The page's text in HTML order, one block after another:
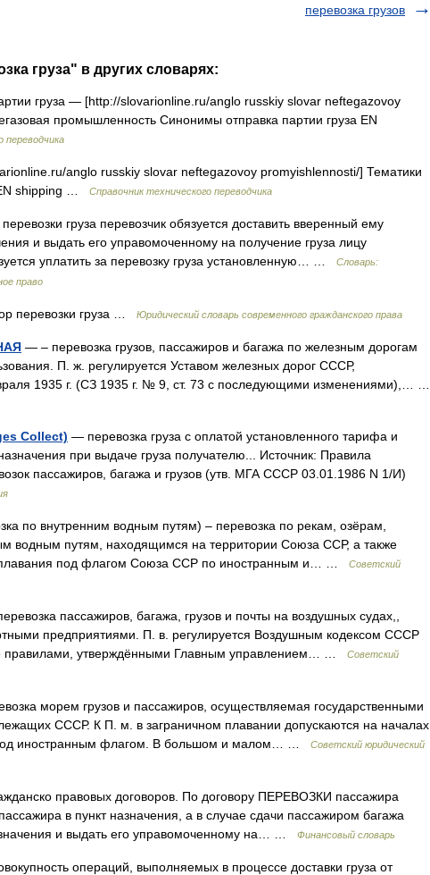
перевозка грузов
груза" в других словарях:
груза — [http://slovarionline.ru/anglo russkiy slovar neftegazovoy
промышленность Синонимы отправка партии груза EN
переводчика
anglo russkiy slovar neftegazovoy promyishlennosti/] Тематики
shipping …
Справочник технического переводчика
груза перевозчик обязуется доставить вверенный ему
и выдать его управомоченному на получение груза лицу
уплатить за перевозку груза установленную… …
Словарь:
право
перевозки груза … Юридический словарь современного гражданского права
— – перевозка грузов, пассажиров и багажа по железным дорогам
П. ж. регулируется Уставом железных дорог СССР,
1935 г. (СЗ 1935 г. № 9, ст. 73 с последующими изменениями),… …
Collect) — перевозка груза с оплатой установленного тарифа и
при выдаче груза получателю... Источник: Правила
пассажиров, багажа и грузов (утв. МГА СССР 03.01.1986 N 1/И)
по внутренним водным путям) – перевозка по рекам, озёрам,
водным путям, находящимся на территории Союза ССР, а также
плавания под флагом Союза ССР по иностранным и… …
Советский
пассажиров, багажа, грузов и почты на воздушных судах,,
предприятиями. П. в. регулируется Воздушным кодексом СССР
правилами, утверждёнными Главным управлением… …
Советский
морем грузов и пассажиров, осуществляемая государственными
СССР. К П. м. в заграничном плавании допускаются на началах
иностранным флагом. В большом и малом… …
Советский юридический
правовых договоров. По договору ПЕРЕВОЗКИ пассажира
в пункт назначения, а в случае сдачи пассажиром багажа
и выдать его управомоченному на… …
Финансовый словарь
операций, выполняемых в процессе доставки груза от